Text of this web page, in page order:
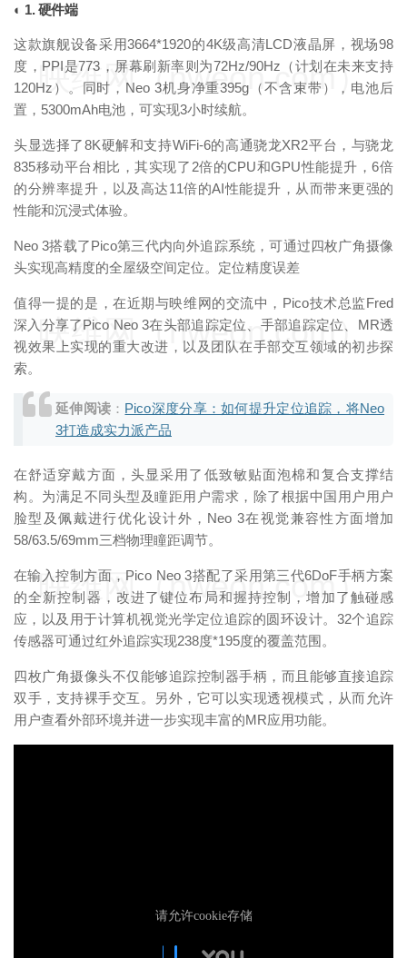
◐ 1. 硬件端
这款旗舰设备采用3664*1920的4K级高清LCD液晶屏，视场98
度，PPI是773，屏幕刷新率则为72Hz/90Hz（计划在未来支持
120Hz）。同时，Neo 3机身净重395g（不含束带），电池后
置，5300mAh电池，可实现3小时续航。
头显选择了8K硬解和支持WiFi-6的高通骁龙XR2平台，与骁龙
835移动平台相比，其实现了2倍的CPU和GPU性能提升，6倍
的分辨率提升，以及高达11倍的AI性能提升，从而带来更强的
性能和沉浸式体验。
Neo 3搭载了Pico第三代内向外追踪系统，可通过四枚广角摄像
头实现高精度的全屋级空间定位。定位精度误差
值得一提的是，在近期与映维网的交流中，Pico技术总监Fred
深入分享了Pico Neo 3在头部追踪定位、手部追踪定位、MR透
视效果上实现的重大改进，以及团队在手部交互领域的初步探
索。
延伸阅读 ： Pico深度分享：如何提升定位追踪，将Neo
3打造成实力派产品
在舒适穿戴方面，头显采用了低致敏贴⾯泡棉和复合⽀撑结
构。为满足不同头型及瞳距用户需求，除了根据中国用户用户
脸型及佩戴进行优化设计外，Neo 3在视觉兼容性方面增加
58/63.5/69mm三档物理瞳距调节。
在输入控制方面，Pico Neo 3搭配了采用第三代6DoF手柄方案
的全新控制器，改进了键位布局和握持控制，增加了触碰感
应，以及用于计算机视觉光学定位追踪的圆环设计。32个追踪
传感器可通过红外追踪实现238度*195度的覆盖范围。
四枚广角摄像头不仅能够追踪控制器手柄，而且能够直接追踪
双手，支持裸手交互。另外，它可以实现透视模式，从而允许
用户查看外部环境并进一步实现丰富的MR应用功能。
映维网（nweon.com）
映维网（nweon.com）
映维网（nweon.com）